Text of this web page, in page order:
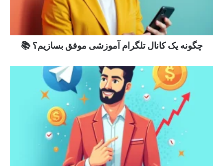
چگونه یک کانال تلگرام آموزشی موفق بسازیم؟ 📚